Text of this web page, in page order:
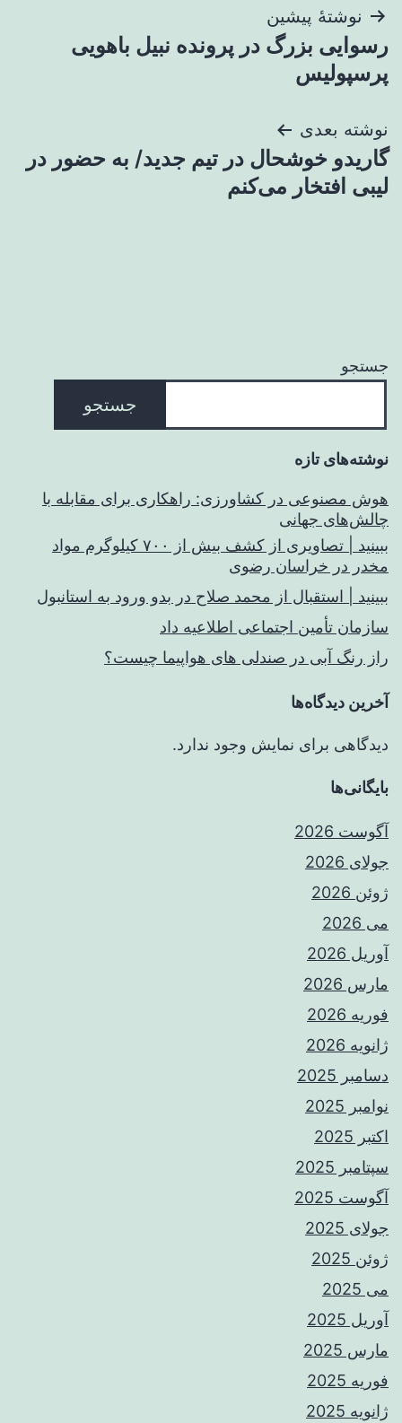
راهبری
نوشته
نوشتهٔ پیشین
رسوایی بزرگ در پرونده نبیل باهویی
پرسپولیس
نوشته بعدی
گاریدو خوشحال در تیم جدید/ به حضور در
لیبی افتخار می‌کنم
جستجو
جستجو
نوشته‌های تازه
هوش مصنوعی در کشاورزی: راهکاری برای مقابله با
چالش‌های جهانی
ببینید | تصاویری از کشف بیش از ۷۰۰ کیلوگرم مواد
مخدر در خراسان رضوی
ببینید | استقبال از محمد صلاح در بدو ورود به استانبول
سازمان تأمین اجتماعی اطلاعیه داد
راز رنگ آبی در صندلی های هواپیما چیست؟
آخرین دیدگاه‌ها
دیدگاهی برای نمایش وجود ندارد.
بایگانی‌ها
آگوست 2026
جولای 2026
ژوئن 2026
می 2026
آوریل 2026
مارس 2026
فوریه 2026
ژانویه 2026
دسامبر 2025
نوامبر 2025
اکتبر 2025
سپتامبر 2025
آگوست 2025
جولای 2025
ژوئن 2025
می 2025
آوریل 2025
مارس 2025
فوریه 2025
ژانویه 2025